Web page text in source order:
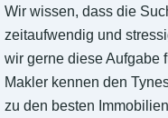
Wir wissen, dass die
zeitaufwendig und
wir gerne diese Aufgabe
Makler kennen den
zu den besten